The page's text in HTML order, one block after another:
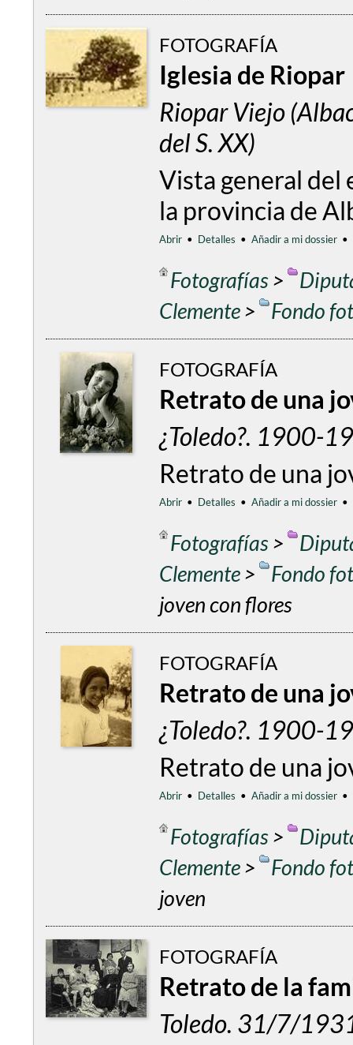
FOTOGRAFÍA
Iglesia de Riopar
Riopar Viejo
del S. XX)
Vista general del
la provincia de
Abrir • Detalles • Añadir a mi dossier •
Fotografías>
Clemente> Fondo
FOTOGRAFÍA
Retrato de una
¿Toledo?. 1900-
Retrato de una
Abrir • Detalles • Añadir a mi dossier •
Fotografías>
Clemente>
Fondo
joven con flores
FOTOGRAFÍA
Retrato de una
¿Toledo?. 1900-
Retrato de una
Abrir • Detalles • Añadir a mi dossier •
Fotografías>
Clemente>
Fondo
joven
FOTOGRAFÍA
Retrato de la
Toledo. 31/7/